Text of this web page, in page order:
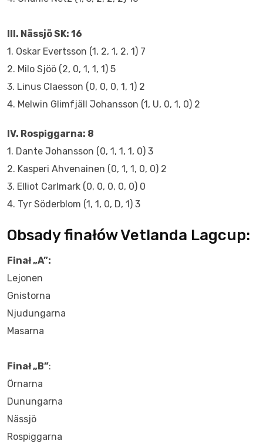
III. Nässjö SK: 16
1. Oskar Evertsson (1, 2, 1, 2, 1) 7
2. Milo Sjöö (2, 0, 1, 1, 1) 5
3. Linus Claesson (0, 0, 0, 1, 1) 2
4. Melwin Glimfjäll Johansson (1, U, 0, 1, 0) 2
IV. Rospiggarna: 8
1. Dante Johansson (0, 1, 1, 1, 0) 3
2. Kasperi Ahvenainen (0, 1, 1, 0, 0) 2
3. Elliot Carlmark (0, 0, 0, 0, 0) 0
4. Tyr Söderblom (1, 1, 0, D, 1) 3
Obsady finałów Vetlanda Lagcup:
Finał „A”:
Lejonen
Gnistorna
Njudungarna
Masarna
Finał „B”:
Örnarna
Dunungarna
Nässjö
Rospiggarna